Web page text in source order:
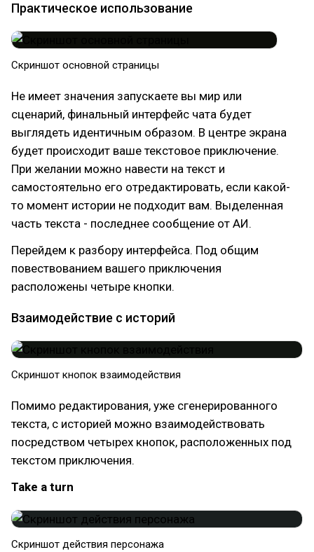
Практическое использование
Скриншот основной страницы
Не имеет значения запускаете вы мир или
сценарий, финальный интерфейс чата будет
выглядеть идентичным образом. В центре экрана
будет происходит ваше текстовое приключение.
При желании можно навести на текст и
самостоятельно его отредактировать, если какой-
то момент истории не подходит вам. Выделенная
часть текста - последнее сообщение от АИ.
Перейдем к разбору интерфейса. Под общим
повествованием вашего приключения
расположены четыре кнопки.
Взаимодействие с историй
Скриншот кнопок взаимодействия
Помимо редактирования, уже сгенерированного
текста, с историей можно взаимодействовать
посредством четырех кнопок, расположенных под
текстом приключения.
Take a turn
Скриншот действия персонажа